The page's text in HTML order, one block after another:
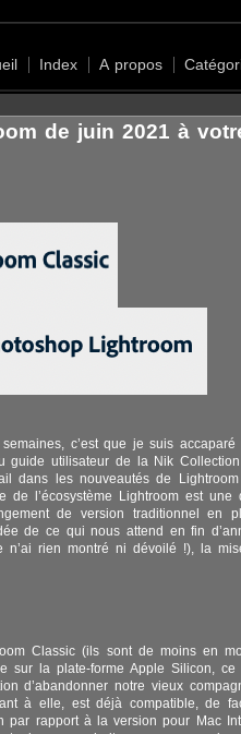
Index A propos
de juin 2021 à
c’est que je suis accaparé
guide utilisateur de la Nik
dans les nouveautés de
l’écosystème Lightroom est une
de version traditionnel en
de ce qui nous attend en fin
n’ai rien montré ni dévoilé !), la
Classic (ils sont de moins en
sur la plate-forme Apple Silicon, ce
d’abandonner notre vieux
à elle, est déjà compatible, de
par rapport à la version pour Mac